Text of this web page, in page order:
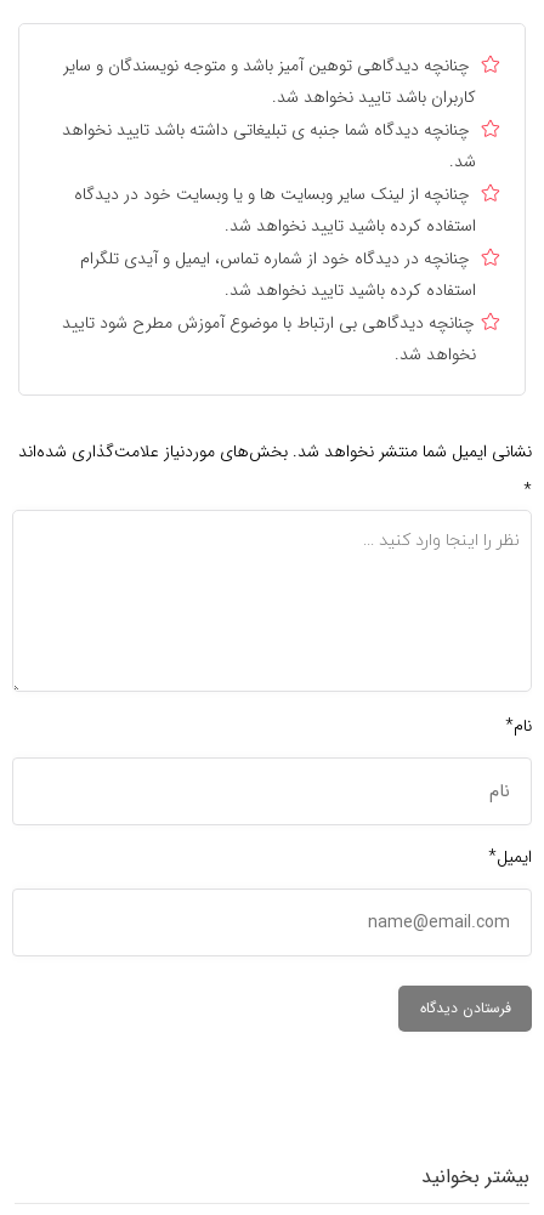
چنانچه دیدگاهی توهین آمیز باشد و متوجه نویسندگان و سایر
کاربران باشد تایید نخواهد شد.
چنانچه دیدگاه شما جنبه ی تبلیغاتی داشته باشد تایید نخواهد
شد.
چنانچه از لینک سایر وبسایت ها و یا وبسایت خود در دیدگاه
استفاده کرده باشید تایید نخواهد شد.
چنانچه در دیدگاه خود از شماره تماس، ایمیل و آیدی تلگرام
استفاده کرده باشید تایید نخواهد شد.
چنانچه دیدگاهی بی ارتباط با موضوع آموزش مطرح شود تایید
نخواهد شد.
نشانی ایمیل شما منتشر نخواهد شد. بخش‌های موردنیاز علامت‌گذاری شده‌اند
*
نام*
ایمیل*
بیشتر بخوانید